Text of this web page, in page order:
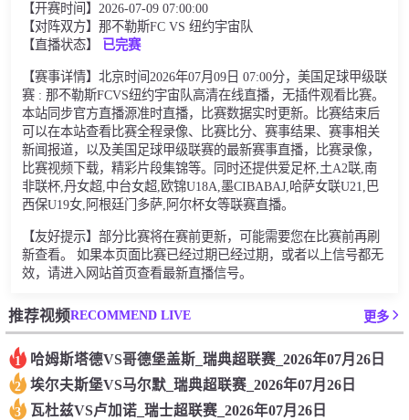
【开赛时间】2026-07-09 07:00:00
【对阵双方】那不勒斯FC VS 纽约宇宙队
【直播状态】
已完赛
【赛事详情】北京时间2026年07月09日 07:00分，美国足球甲级联
赛 : 那不勒斯FCVS纽约宇宙队高清在线直播，无插件观看比赛。
本站同步官方直播源准时直播，比赛数据实时更新。比赛结束后
可以在本站查看比赛全程录像、比赛比分、赛事结果、赛事相关
新闻报道，以及美国足球甲级联赛的最新赛事直播，比赛录像，
比赛视频下载，精彩片段集锦等。同时还提供爱足杯,土A2联,南
非联杯,丹女超,中台女超,欧锦U18A,墨CIBABAJ,哈萨女联U21,巴
西保U19女,阿根廷门多萨,阿尔杯女等联赛直播。
【友好提示】部分比赛将在赛前更新，可能需要您在比赛前再刷
新查看。 如果本页面比赛已经过期已经过期，或者以上信号都无
效，请进入网站首页查看最新直播信号。
推荐视频RECOMMEND LIVE 更多
1 哈姆斯塔德VS哥德堡盖斯_瑞典超联赛_2026年07月26日
2 埃尔夫斯堡VS马尔默_瑞典超联赛_2026年07月26日
3 瓦杜兹VS卢加诺_瑞士超联赛_2026年07月26日